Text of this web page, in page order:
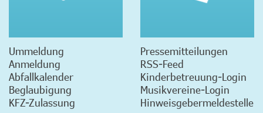
Ummeldung
Anmeldung
Abfallkalender
Beglaubigung
KFZ-Zulassung
Pressemitteilungen
RSS-Feed
Kinderbetreuung-Login
Musikvereine-Login
Hinweisgebermeldestelle